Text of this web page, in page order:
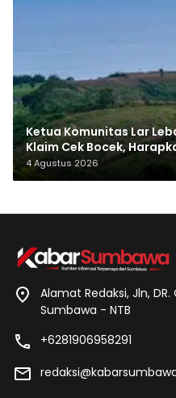
Ketua Komunitas Lar
Klaim Cek Bocek,
Makam Leluhur
4 Agustus 2026
Alamat Redaksi, Jln,
Sumbawa - NTB
+6281906958291